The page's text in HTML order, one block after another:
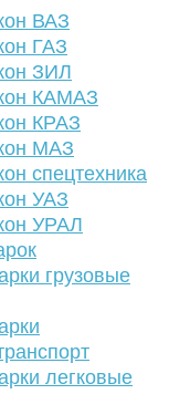
ВАЗ
ГАЗ
ЗИЛ
КАМАЗ
КРАЗ
МАЗ
спецтехника
УАЗ
УРАЛ
грузовые
легковые